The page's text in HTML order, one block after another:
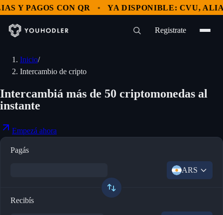
Y PAGOS CON QR YA DISPONIBLE: CVU,
Registrate
Inicio/
Intercambio de cripto
Intercambiá más de 50 criptomonedas al
instante
Empezá ahora
Pagás
ARS
Recibís